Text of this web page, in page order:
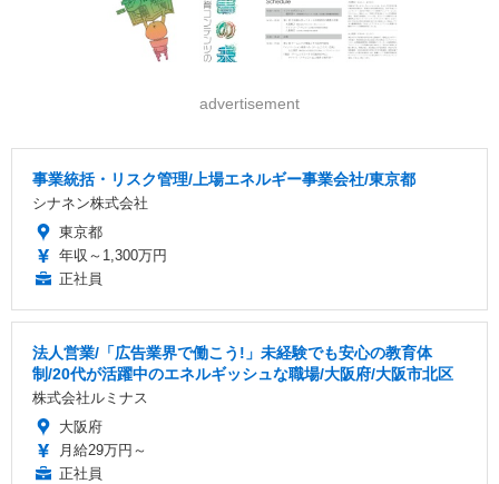
advertisement
事業統括・リスク管理/上場エネルギー事業会社/東京都
シナネン株式会社
東京都
年収～1,300万円
正社員
法人営業/「広告業界で働こう!」未経験でも安心の教育体
制/20代が活躍中のエネルギッシュな職場/大阪府/大阪市北区
株式会社ルミナス
大阪府
月給29万円～
正社員